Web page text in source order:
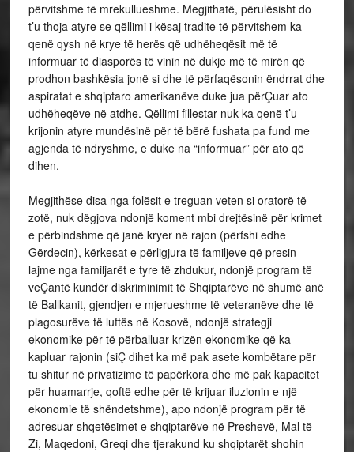
përvitshme të mrekullueshme. Megjithatë, përulësisht do
t’u thoja atyre se qëllimi i kësaj tradite të përvitshem ka
qenë qysh në krye të herës që udhëheqësit më të
informuar të diasporës të vinin në dukje më të mirën që
prodhon bashkësia jonë si dhe të përfaqësonin ëndrrat dhe
aspiratat e shqiptaro amerikanëve duke jua përÇuar ato
udhëheqëve në atdhe. Qëllimi fillestar nuk ka qenë t’u
krijonin atyre mundësinë për të bërë fushata pa fund me
agjenda të ndryshme, e duke na “informuar” për ato që
dihen.
Megjithëse disa nga folësit e treguan veten si oratorë të
zotë, nuk dëgjova ndonjë koment mbi drejtësinë për krimet
e përbindshme që janë kryer në rajon (përfshi edhe
Gërdecin), kërkesat e përligjura të familjeve që presin
lajme nga familjarët e tyre të zhdukur, ndonjë program të
veÇantë kundër diskriminimit të Shqiptarëve në shumë anë
të Ballkanit, gjendjen e mjerueshme të veteranëve dhe të
plagosurëve të luftës në Kosovë, ndonjë strategji
ekonomike për të përballuar krizën ekonomike që ka
kapluar rajonin (siÇ dihet ka më pak asete kombëtare për
tu shitur në privatizime të papërkora dhe më pak kapacitet
për huamarrje, qoftë edhe për të krijuar iluzionin e një
ekonomie të shëndetshme), apo ndonjë program për të
adresuar shqetësimet e shqiptarëve në Preshevë, Mal të
Zi, Maqedoni, Greqi dhe tjerakund ku shqiptarët shohin